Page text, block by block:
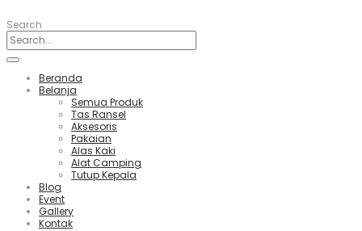
Search
Beranda
Belanja
Semua Produk
Tas Ransel
Aksesoris
Pakaian
Alas Kaki
Alat Camping
Tutup Kepala
Blog
Event
Gallery
Kontak